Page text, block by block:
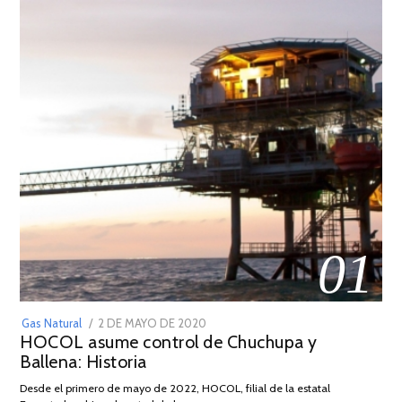
01
Gas Natural
POSTED
ON
2 DE MAYO DE 2020
DE
2026
HOCOL asume control de Chuchupa y
Ballena: Historia
Desde el primero de mayo de 2022, HOCOL, filial de la estatal